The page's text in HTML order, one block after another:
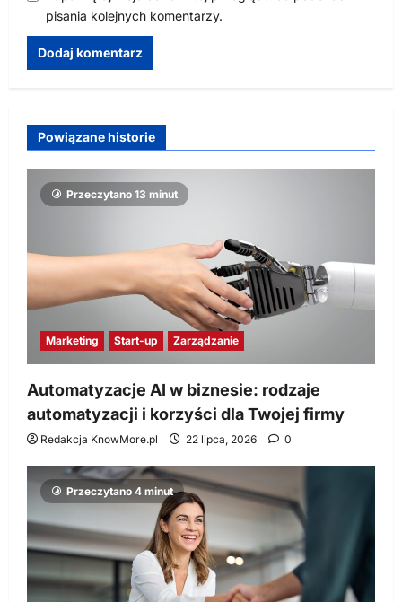
pisania kolejnych komentarzy.
Powiązane historie
Przeczytano 13 minut
Marketing Start-up Zarządzanie
Automatyzacje AI w biznesie: rodzaje
automatyzacji i korzyści dla Twojej firmy
Redakcja KnowMore.pl 22 lipca, 2026 0
Przeczytano 4 minut